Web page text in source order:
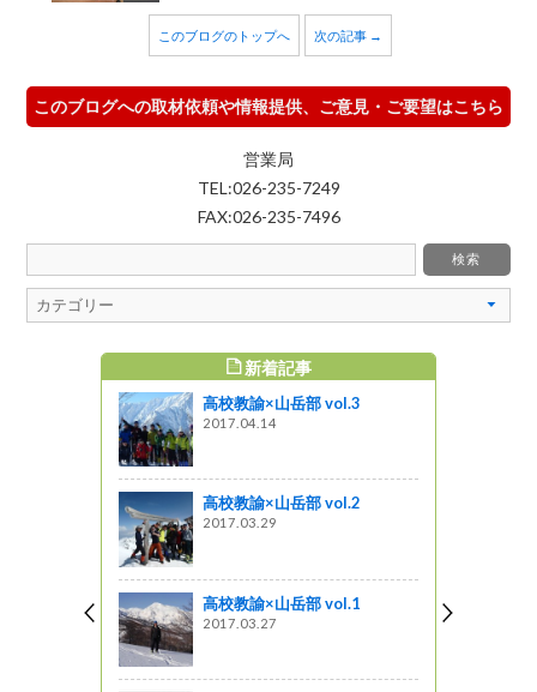
このブログのトップへ 次の記事 →
このブログへの取材依頼や情報提供、ご意見・ご要望はこちら
営業局
TEL:026-235-7249
FAX:026-235-7496
新着記事
高校教諭×山岳部 vol.3
2017.04.14
高校教諭×山岳部 vol.2
2017.03.29
高校教諭×山岳部 vol.1
2017.03.27